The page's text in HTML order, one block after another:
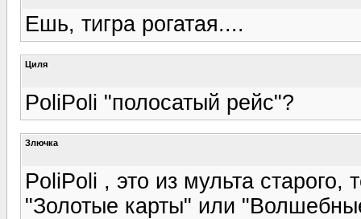
Ешь, тигра рогатая....
Циля
PoliPoli "полосатый рейс"?
Злючка
PoliPoli , это из мульта
"Золотые карты" или